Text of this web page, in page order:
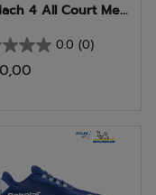
4 All Court Me...
0.0 (0)